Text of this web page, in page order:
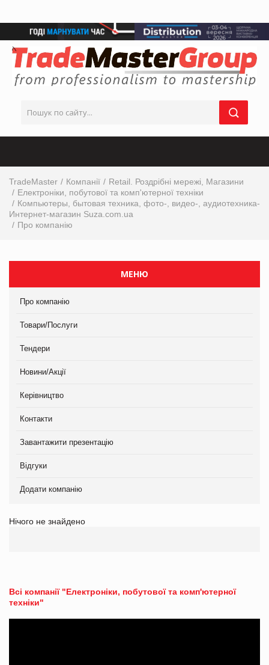
TradeMaster Компанії
Retail. Роздрібні мережі, Магазини
Електроніки, побутової та комп'ютерної техніки
Компьютеры, бытовая техника, фото-, видео-, аудиотехника-
Интернет-магазин Suza.com.ua
Про компанію
МЕНЮ
Про компанію
Товари/Послуги
Тендери
Новини/Акції
Керівництво
Контакти
Завантажити презентацію
Відгуки
Додати компанію
Нічого не знайдено
Всі компанії "Електроніки, побутової та комп'ютерної
техніки"